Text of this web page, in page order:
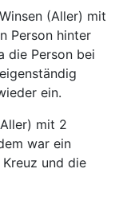
(Aller) mit
Person hinter
die Person bei
ein.
mit 2
war ein
und die